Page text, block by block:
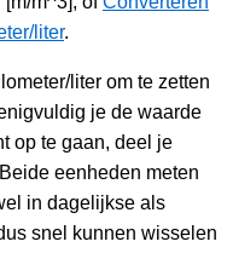
liter.
liter om te zetten
je de waarde
op te gaan, deel je
eenheden meten
in dagelijkse als
snel kunnen wisselen